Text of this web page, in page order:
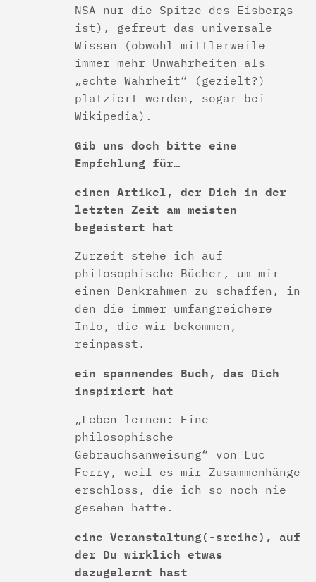
NSA nur die Spitze des Eisbergs
ist), gefreut das universale
Wissen (obwohl mittlerweile
immer mehr Unwahrheiten als
„echte Wahrheit“ (gezielt?)
platziert werden, sogar bei
Wikipedia).
Gib uns doch bitte eine
Empfehlung für…
einen Artikel, der Dich in der
letzten Zeit am meisten
begeistert hat
Zurzeit stehe ich auf
philosophische Bücher, um mir
einen Denkrahmen zu schaffen, in
den die immer umfangreichere
Info, die wir bekommen,
reinpasst.
ein spannendes Buch, das Dich
inspiriert hat
„Leben lernen: Eine
philosophische
Gebrauchsanweisung“ von Luc
Ferry, weil es mir Zusammenhänge
erschloss, die ich so noch nie
gesehen hatte.
eine Veranstaltung(-sreihe), auf
der Du wirklich etwas
dazugelernt hast